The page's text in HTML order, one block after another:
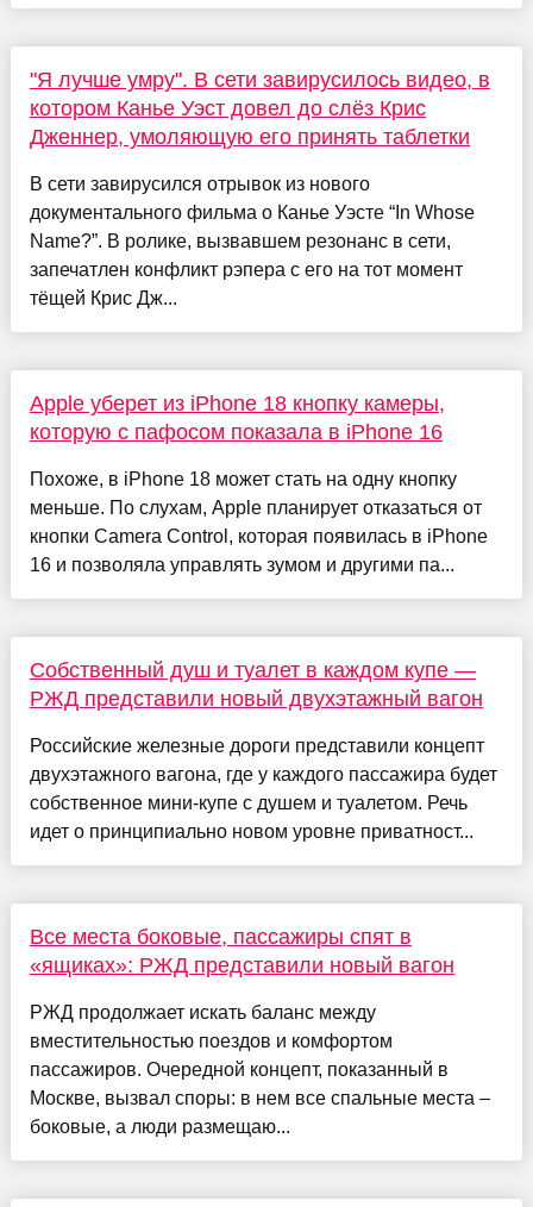
"Я лучше умру". В сети завирусилось видео, в
котором Канье Уэст довел до слёз Крис
Дженнер, умоляющую его принять таблетки
В сети завирусился отрывок из нового
документального фильма о Канье Уэсте “In Whose
Name?”. В ролике, вызвавшем резонанс в сети,
запечатлен конфликт рэпера с его на тот момент
тёщей Крис Дж...
Apple уберет из iPhone 18 кнопку камеры,
которую с пафосом показала в iPhone 16
Похоже, в iPhone 18 может стать на одну кнопку
меньше. По слухам, Apple планирует отказаться от
кнопки Camera Control, которая появилась в iPhone
16 и позволяла управлять зумом и другими па...
Собственный душ и туалет в каждом купе —
РЖД представили новый двухэтажный вагон
Российские железные дороги представили концепт
двухэтажного вагона, где у каждого пассажира будет
собственное мини-купе с душем и туалетом. Речь
идет о принципиально новом уровне приватност...
Все места боковые, пассажиры спят в
«ящиках»: РЖД представили новый вагон
РЖД продолжает искать баланс между
вместительностью поездов и комфортом
пассажиров. Очередной концепт, показанный в
Москве, вызвал споры: в нем все спальные места –
боковые, а люди размещаю...